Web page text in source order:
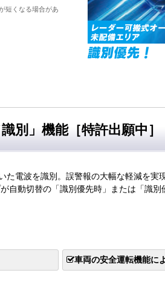
短くなる場合があ
別」機能［特許出願中］
電波を識別。誤警報の大幅な軽減を実
自動切替の「識別優先時」または「識
車両の安全運転機能に